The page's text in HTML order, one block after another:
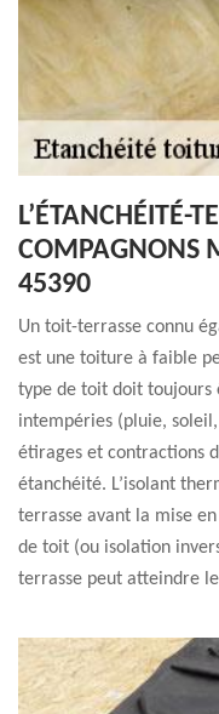
L’ÉTANCHÉITÉ-
COMPAGNONS
45390
Un toit-terrasse connu
est une toiture à faible
type de toit doit toujours
intempéries (pluie,
étirages et contractions
étanchéité. L’isolant
terrasse avant la mise
de toit (ou isolation
terrasse peut atteindre